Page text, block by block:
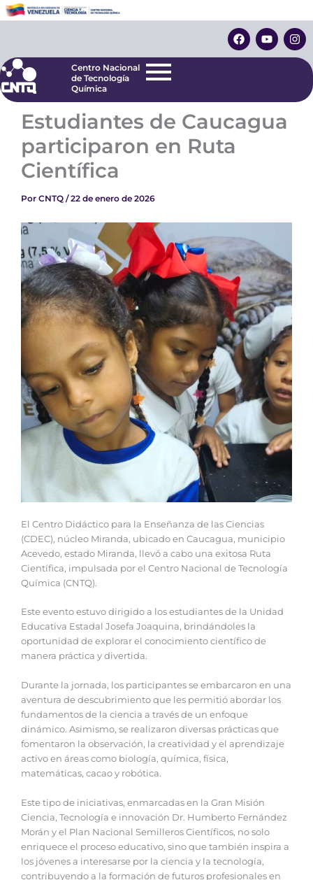
al
F
a
c
o
Y
o
u
e
I
n
s
r
Centro Nacional
de Tecnología
Centro Nacional
de Tecnología
Química
Estudiantes de Caucagua
participaron en Ruta
Científica
Por CNTQ /22 de enero de 2026
El Centro Didáctico para la Enseñanza de las Ciencias
(CDEC), núcleo Miranda, ubicado en Caucagua, municipio
Acevedo, estado Miranda, llevó a cabo una exitosa Ruta
Científica, impulsada por el Centro Nacional de Tecnología
Química (CNTQ).
Este evento estuvo dirigido a los estudiantes de la Unidad
Educativa Estadal Josefa Joaquina, brindándoles la
oportunidad de explorar el conocimiento científico de
manera práctica y divertida.
Durante la jornada, los participantes se embarcaron en una
aventura de descubrimiento que les permitió abordar los
fundamentos de la ciencia a través de un enfoque
dinámico. Asimismo, se realizaron diversas prácticas que
fomentaron la observación, la creatividad y el aprendizaje
activo en áreas como biología, química, física,
matemáticas, cacao y robótica.
Este tipo de iniciativas, enmarcadas en la Gran Misión
Ciencia, Tecnología e innovación Dr. Humberto Fernández
Morán y el Plan Nacional Semilleros Científicos, no solo
enriquece el proceso educativo, sino que también inspira a
los jóvenes a interesarse por la ciencia y la tecnología,
contribuyendo a la formación de futuros profesionales en